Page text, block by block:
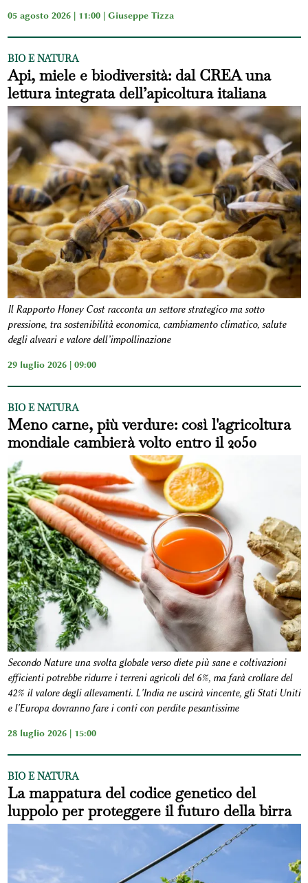
05 agosto 2026 | 11:00 | Giuseppe Tizza
BIO E NATURA
Api, miele e biodiversità: dal CREA una
lettura integrata dell’apicoltura italiana
Il Rapporto Honey Cost racconta un settore strategico ma sotto
pressione, tra sostenibilità economica, cambiamento climatico, salute
degli alveari e valore dell’impollinazione
29 luglio 2026 | 09:00
BIO E NATURA
Meno carne, più verdure: così l'agricoltura
mondiale cambierà volto entro il 2050
Secondo Nature una svolta globale verso diete più sane e coltivazioni
efficienti potrebbe ridurre i terreni agricoli del 6%, ma farà crollare del
42% il valore degli allevamenti. L'India ne uscirà vincente, gli Stati Uniti
e l'Europa dovranno fare i conti con perdite pesantissime
28 luglio 2026 | 15:00
BIO E NATURA
La mappatura del codice genetico del
luppolo per proteggere il futuro della birra